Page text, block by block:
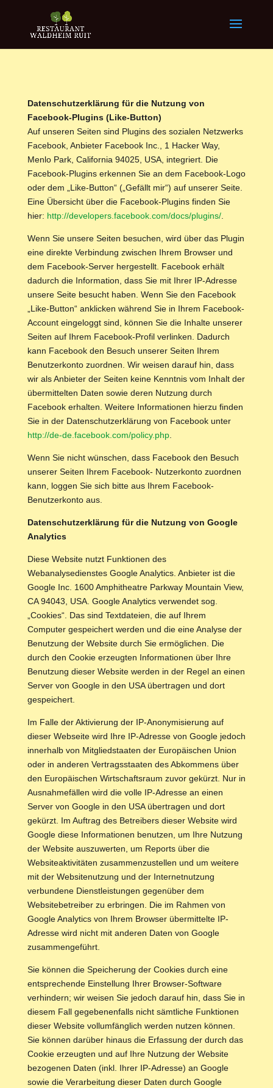
Datenschutzerklärung für die Nutzung von
Facebook-Plugins (Like-Button)
Auf unseren Seiten sind Plugins des sozialen Netzwerks
Facebook, Anbieter Facebook Inc., 1 Hacker Way,
Menlo Park, California 94025, USA, integriert. Die
Facebook-Plugins erkennen Sie an dem Facebook-Logo
oder dem „Like-Button“ („Gefällt mir“) auf unserer Seite.
Eine Übersicht über die Facebook-Plugins finden Sie
hier: http://developers.facebook.com/docs/plugins/.
Wenn Sie unsere Seiten besuchen, wird über das Plugin
eine direkte Verbindung zwischen Ihrem Browser und
dem Facebook-Server hergestellt. Facebook erhält
dadurch die Information, dass Sie mit Ihrer IP-Adresse
unsere Seite besucht haben. Wenn Sie den Facebook
„Like-Button“ anklicken während Sie in Ihrem Facebook-
Account eingeloggt sind, können Sie die Inhalte unserer
Seiten auf Ihrem Facebook-Profil verlinken. Dadurch
kann Facebook den Besuch unserer Seiten Ihrem
Benutzerkonto zuordnen. Wir weisen darauf hin, dass
wir als Anbieter der Seiten keine Kenntnis vom Inhalt der
übermittelten Daten sowie deren Nutzung durch
Facebook erhalten. Weitere Informationen hierzu finden
Sie in der Datenschutzerklärung von Facebook unter
http://de-de.facebook.com/policy.php.
Wenn Sie nicht wünschen, dass Facebook den Besuch
unserer Seiten Ihrem Facebook- Nutzerkonto zuordnen
kann, loggen Sie sich bitte aus Ihrem Facebook-
Benutzerkonto aus.
Datenschutzerklärung für die Nutzung von Google
Analytics
Diese Website nutzt Funktionen des
Webanalysedienstes Google Analytics. Anbieter ist die
Google Inc. 1600 Amphitheatre Parkway Mountain View,
CA 94043, USA. Google Analytics verwendet sog.
„Cookies“. Das sind Textdateien, die auf Ihrem
Computer gespeichert werden und die eine Analyse der
Benutzung der Website durch Sie ermöglichen. Die
durch den Cookie erzeugten Informationen über Ihre
Benutzung dieser Website werden in der Regel an einen
Server von Google in den USA übertragen und dort
gespeichert.
Im Falle der Aktivierung der IP-Anonymisierung auf
dieser Webseite wird Ihre IP-Adresse von Google jedoch
innerhalb von Mitgliedstaaten der Europäischen Union
oder in anderen Vertragsstaaten des Abkommens über
den Europäischen Wirtschaftsraum zuvor gekürzt. Nur in
Ausnahmefällen wird die volle IP-Adresse an einen
Server von Google in den USA übertragen und dort
gekürzt. Im Auftrag des Betreibers dieser Website wird
Google diese Informationen benutzen, um Ihre Nutzung
der Website auszuwerten, um Reports über die
Websiteaktivitäten zusammenzustellen und um weitere
mit der Websitenutzung und der Internetnutzung
verbundene Dienstleistungen gegenüber dem
Websitebetreiber zu erbringen. Die im Rahmen von
Google Analytics von Ihrem Browser übermittelte IP-
Adresse wird nicht mit anderen Daten von Google
zusammengeführt.
Sie können die Speicherung der Cookies durch eine
entsprechende Einstellung Ihrer Browser-Software
verhindern; wir weisen Sie jedoch darauf hin, dass Sie in
diesem Fall gegebenenfalls nicht sämtliche Funktionen
dieser Website vollumfänglich werden nutzen können.
Sie können darüber hinaus die Erfassung der durch das
Cookie erzeugten und auf Ihre Nutzung der Website
bezogenen Daten (inkl. Ihrer IP-Adresse) an Google
sowie die Verarbeitung dieser Daten durch Google